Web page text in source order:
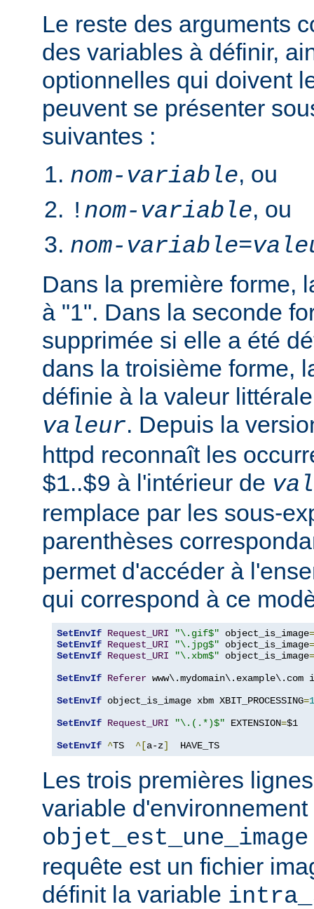
Le reste des arguments
des variables à définir,
optionnelles qui doivent
peuvent se présenter
suivantes :
nom-variable, ou
! nom-variable, ou
nom-variable=
Dans la première forme,
à "1". Dans la seconde
supprimée si elle a été
dans la troisième forme,
définie à la valeur
valeur. Depuis la
httpd reconnaît les
$1..$9 à l'intérieur de
remplace par les sous-
parenthèses
permet d'accéder à
qui correspond à ce
SetEnvIf Request_URI "\.gif$" object_is_image=
SetEnvIf Request_URI "\.jpg$" object_is_image=
SetEnvIf Request_URI "\.xbm$" object_is_image=
SetEnvIf Referer
SetEnvIf object_is_image xbm XBIT_PROCESSING=1
SetEnvIf Request_URI "\.(.*)$" EXTENSION=$1
SetEnvIf ^TS ^[a-z]
  HAVE_TS
Les trois premières
variable d'environnement
objet_est_une_image
requête est un fichier
définit la variable